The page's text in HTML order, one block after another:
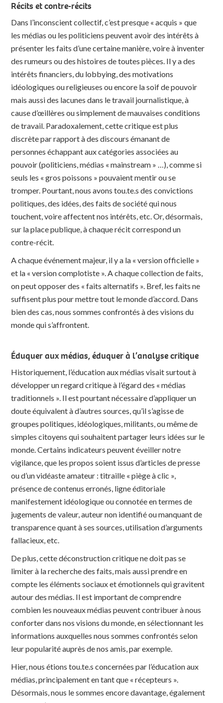
Récits et contre-récits
Dans l’inconscient collectif, c’est presque « acquis » que
les médias ou les politiciens peuvent avoir des intérêts à
présenter les faits d’une certaine manière, voire à inventer
des rumeurs ou des histoires de toutes pièces. Il y a des
intérêts financiers, du lobbying, des motivations
idéologiques ou religieuses ou encore la soif de pouvoir
mais aussi des lacunes dans le travail journalistique, à
cause d’œillères ou simplement de mauvaises conditions
de travail. Paradoxalement, cette critique est plus
discrète par rapport à des discours émanant de
personnes échappant aux catégories associées au
pouvoir (politiciens, médias « mainstream » …), comme si
seuls les « gros poissons » pouvaient mentir ou se
tromper. Pourtant, nous avons tou.te.s des convictions
politiques, des idées, des faits de société qui nous
touchent, voire affectent nos intérêts, etc. Or, désormais,
sur la place publique, à chaque récit correspond un
contre-récit.
A chaque événement majeur, il y a la « version officielle »
et la « version complotiste ». A chaque collection de faits,
on peut opposer des « faits alternatifs ». Bref, les faits ne
suffisent plus pour mettre tout le monde d’accord. Dans
bien des cas, nous sommes confrontés à des visions du
monde qui s’affrontent.
Éduquer aux médias, éduquer à l’analyse critique
Historiquement, l’éducation aux médias visait surtout à
développer un regard critique à l’égard des « médias
traditionnels ». Il est pourtant nécessaire d’appliquer un
doute équivalent à d’autres sources, qu’il s’agisse de
groupes politiques, idéologiques, militants, ou même de
simples citoyens qui souhaitent partager leurs idées sur le
monde. Certains indicateurs peuvent éveiller notre
vigilance, que les propos soient issus d’articles de presse
ou d’un vidéaste amateur : titraille « piège à clic »,
présence de contenus erronés, ligne éditoriale
manifestement idéologique ou connotée en termes de
jugements de valeur, auteur non identifié ou manquant de
transparence quant à ses sources, utilisation d’arguments
fallacieux, etc.
De plus, cette déconstruction critique ne doit pas se
limiter à la recherche des faits, mais aussi prendre en
compte les éléments sociaux et émotionnels qui gravitent
autour des médias. Il est important de comprendre
combien les nouveaux médias peuvent contribuer à nous
conforter dans nos visions du monde, en sélectionnant les
informations auxquelles nous sommes confrontés selon
leur popularité auprès de nos amis, par exemple.
Hier, nous étions tou.te.s concernées par l’éducation aux
médias, principalement en tant que « récepteurs ».
Désormais, nous le sommes encore davantage, également